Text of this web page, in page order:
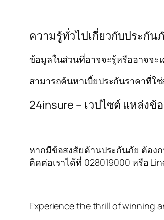
ความรู้ทั่วไปเกี่ยวกับประกัน
ข้อมูลในส่วนที่อาจจะรู้หรืออาจจะ
สามารถค้นหาเบี้ยประกันราคาที่ใ
24insure – เวปไซต์ แหล่ง
หากมีข้อสงสัยด้านประกันภัย ต้อง
ติดต่อเราได้ที่ 028019000 หรือ
Experience the thrill of winning